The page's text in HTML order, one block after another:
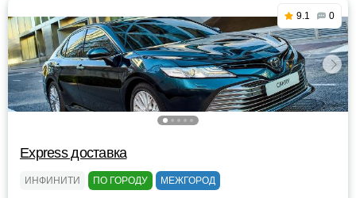
9.1 0
Express доставка
ИНФИНИТИ ПО ГОРОДУ МЕЖГОРОД